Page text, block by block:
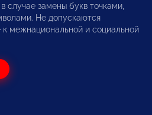
случае замены букв точками,
Не допускаются
межнациональной и социальной